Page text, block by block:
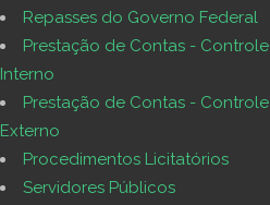
Repasses do Governo Federal
Prestação de Contas - Controle
Interno
Prestação de Contas - Controle
Externo
Procedimentos Licitatórios
Servidores Públicos